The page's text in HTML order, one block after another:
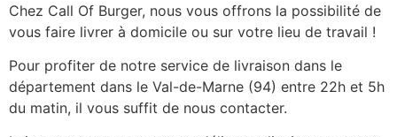
Chez Call Of Burger, nous vous offrons la possibilité de
vous faire livrer à domicile ou sur votre lieu de travail !
Pour profiter de notre service de livraison dans le
département dans le Val-de-Marne (94) entre 22h et 5h
du matin, il vous suffit de nous contacter.